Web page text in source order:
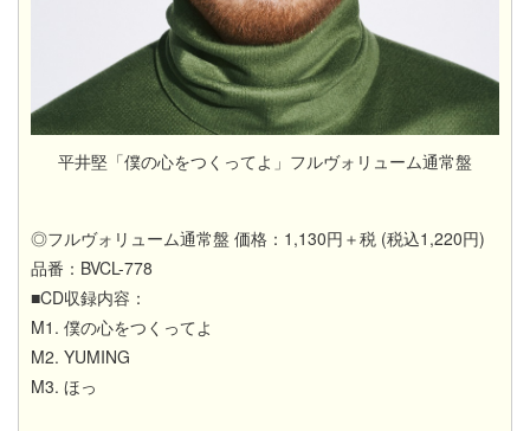
平井堅「僕の心をつくってよ」フルヴォリューム通常盤
◎フルヴォリューム通常盤 価格：1,130円＋税 (税込1,220円)
品番：BVCL-778
■CD収録内容：
M1. 僕の心をつくってよ
M2. YUMING
M3. ほっ